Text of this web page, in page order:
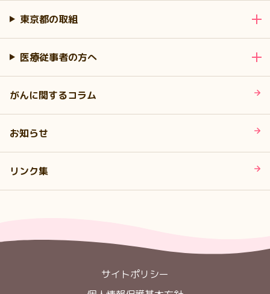
東京都の取組
医療従事者の方へ
がんに関するコラム
お知らせ
リンク集
サイトポリシー